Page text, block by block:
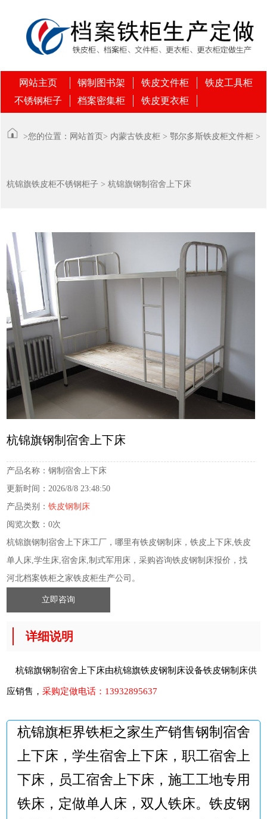
网站主页 钢制图书架 铁皮文件柜
铁皮工具柜
不锈钢柜子
档案密集柜 铁皮更衣柜
>您的位置： 网站首页> 内蒙古铁皮柜 > 鄂尔多斯铁皮柜文件柜 >
杭锦旗铁皮柜不锈钢柜子 > 杭锦旗钢制宿舍上下床
杭锦旗钢制宿舍上下床
产品名称： 钢制宿舍上下床
更新时间： 2026/8/8 23:48:50
产品类别： 铁皮钢制床
阅览次数： 0次
杭锦旗钢制宿舍上下床工厂，哪里有铁皮钢制床，铁皮上下床,铁皮
单人床,学生床,宿舍床,制式军用床，采购咨询铁皮钢制床报价，找
河北档案铁柜之家铁皮柜生产公司。
立即咨询
详细说明
杭锦旗钢制宿舍上下床由杭锦旗铁皮钢制床设备铁皮钢制床供
应销售， 采购定做电话： 13932895637
杭锦旗柜界铁柜之家生产销售钢制宿舍
上下床，学生宿舍上下床，职工宿舍上
下床，员工宿舍上下床，施工工地专用
铁床，定做单人床，双人铁床。铁皮钢